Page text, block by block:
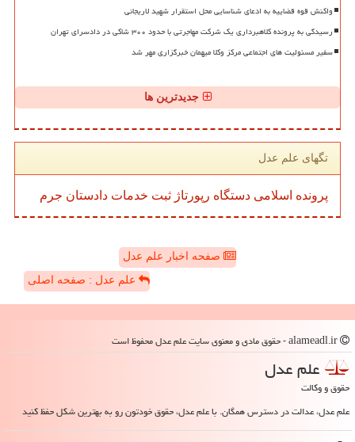
واکنش قوه قضاییه به ادعای شناسایی محل استقرار شهید لاریجانی
رسیدگی به پرونده کلاهبرداری یک شرکت مهاجرتی با حدود ۳۰۰ شاکی در دادسرای تهران
سفیر مسئولیت های اجتماعی مرکز وکلا میهمان خبرگزاری مهر شد
جدیدترین ها
تگهای علم عدل
پرونده اسلامی دستگاه رپورتاژ ثبت خدمات دادستان جرم
صفحه اخبار علم عدل
علم عدل : صفحه اصلی
علم عدل
حقوق و وکالت
علم عدل، عدالت در دسترس همگان. با علم عدل، حقوق خودتون رو به بهترین شکل حفظ کنید